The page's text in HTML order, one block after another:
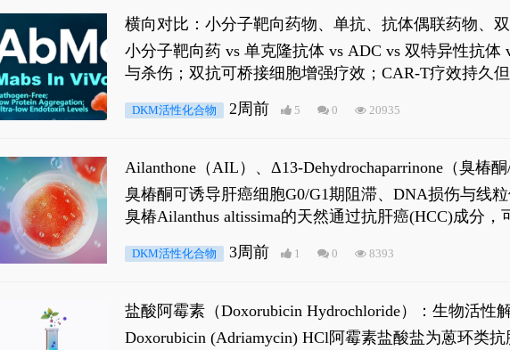
横向对比：小分子靶向药物、单抗、抗体偶联药物、
小分子靶向药 vs 单克隆抗体 vs ADC vs 双特异性抗
与杀伤；双抗可桥接细胞增强疗效；CAR-T疗效持久但
DKM活性化合物 2周前 5 0 20935
Ailanthone（AIL）、Δ13-Dehydrochaparrinone（臭椿
臭椿酮可诱导肝癌细胞G0/G1期阻滞、DNA损伤与线
臭椿Ailanthus altissima的天然通过抗肝癌(HCC)成分
是全长 Androgen Receptor (AR-FL)和组成型活性截断
DKM活性化合物 3周前 1 0 8393
盐酸阿霉素（Doxorubicin Hydrochloride）：生物活性
Doxorubicin (Adriamycin) HCl阿霉素盐酸盐为蒽环类